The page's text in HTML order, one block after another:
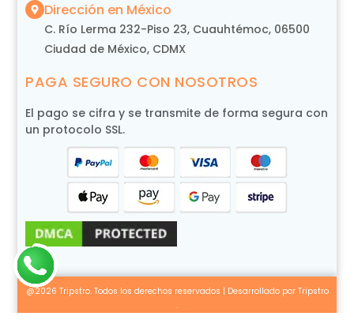
Dirección en México
C. Río Lerma 232-Piso 23, Cuauhtémoc, 06500
Ciudad de México, CDMX
PAGA SEGURO CON NOSOTROS
El pago se cifra y se transmite de forma segura con
un protocolo SSL.
@2026 Tripstro. Todos los derechos reservados | Desarrollado por Tripstro
.